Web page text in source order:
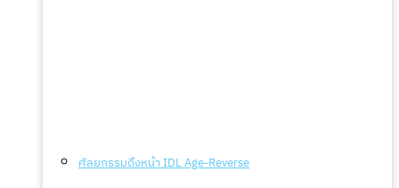
ศัลยกรรมดึงหน้า IDL Age-Reverse